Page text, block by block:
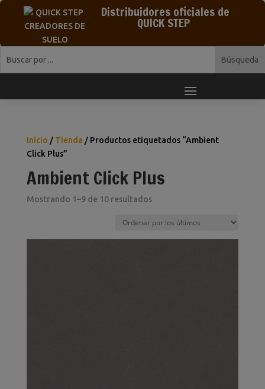
Distribuidores oficiales de
QUICK STEP
Inicio / Tienda / Productos etiquetados “Ambient
Click Plus”
Ambient Click Plus
Mostrando 1–9 de 10 resultadosOrdenado
los
últimos